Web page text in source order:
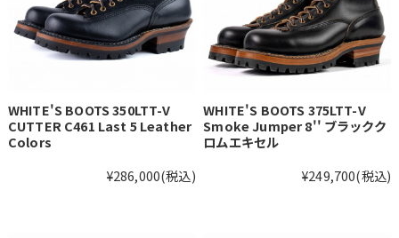
WHITE'S BOOTS 350LTT-V
CUTTER C461 Last 5 Leather
Colors
¥286,000(税込)
WHITE'S BOOTS 375LTT-V
Smoke Jumper 8'' ブラックク
ロムエキセル
¥249,700(税込)